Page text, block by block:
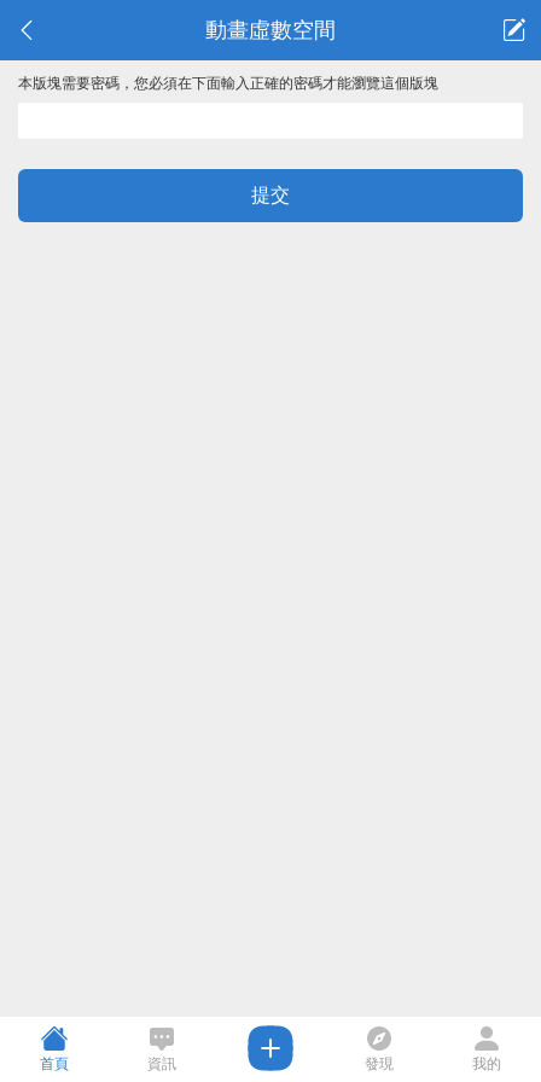
動畫虛數空間
本版塊需要密碼，您必須在下面輸入正確的密碼才能瀏覽這個版塊
提交
首頁 資訊 發現 我的